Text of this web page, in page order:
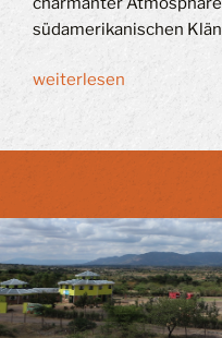
südamerikanischen
„Charity
Café
Herrsching
am
2.
Advent“
weiterlesen